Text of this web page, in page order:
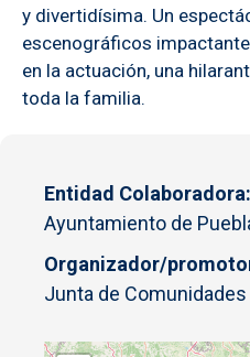
y divertidísima. Un
escenográficos
en la actuación, una
toda la familia.
Entidad Colaboradora
Ayuntamiento de
Organizador/
Junta de